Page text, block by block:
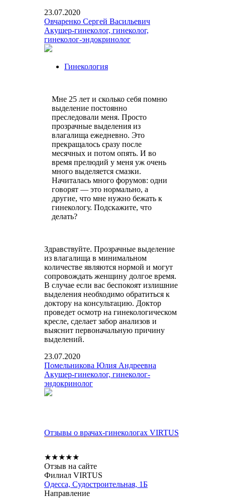
23.07.2020
Овчаренко Сергей Васильевич
Акушер-гинеколог, гинеколог,
гинеколог-эндокринолог
Гинекология
Мне 25 лет и сколько себя помню
выделение постоянно
преследовали меня. Просто
прозрачные выделения из
влагалища ежедневно. Это
прекращалось сразу после
месячных и потом опять. И во
время прелюдий у меня уж очень
много выделяется смазки.
Начиталась много форумов: одни
говорят — это нормально, а
другие, что мне нужно бежать к
гинекологу. Подскажите, что
делать?
Здравствуйте. Прозрачные выделение
из влагалища в минимальном
количестве являются нормой и могут
сопровождать женщину долгое время.
В случае если вас беспокоят излишние
выделения необходимо обратиться к
доктору на консультацию. Доктор
проведет осмотр на гинекологическом
кресле, сделает забор анализов и
выяснит первоначальную причину
выделений.
23.07.2020
Помельникова Юлия Андреевна
Акушер-гинеколог, гинеколог-
эндокринолог
Отзывы о врачах-гинекологах VIRTUS
★★★★★
Отзыв на сайте
Филиал VIRTUS
Одесса, Судостроительная, 1Б
Направление